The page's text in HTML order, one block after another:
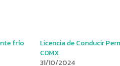
frío
Licencia de Conducir
CDMX
31/10/2024